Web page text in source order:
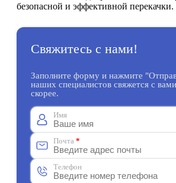
безопасной и эффективной перекачки.
Свяжитесь с нами!
Заполните форму и нажмите
наших специалистов свяжется с
скорее.
Имя
Почта *
Телефон